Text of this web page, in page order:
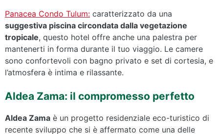
Panacea Condo Tulum: caratterizzato da una
suggestiva piscina circondata dalla vegetazione
tropicale, questo hotel offre anche una palestra per
mantenerti in forma durante il tuo viaggio. Le camere
sono confortevoli con bagno privato e set di cortesia, e
l’atmosfera è intima e rilassante.
Aldea Zama: il compromesso perfetto
Aldea Zama è un progetto residenziale eco-turistico di
recente sviluppo che si è affermato come una delle